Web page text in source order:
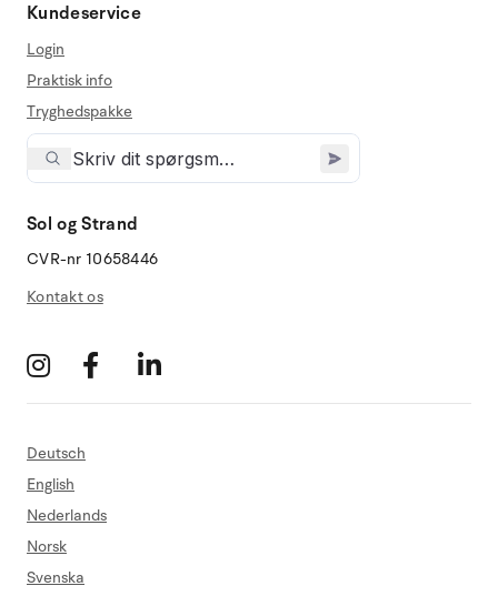
Kundeservice
Login
Praktisk info
Tryghedspakke
Sol og Strand
CVR-nr 10658446
Kontakt os
Deutsch
English
Nederlands
Norsk
Svenska